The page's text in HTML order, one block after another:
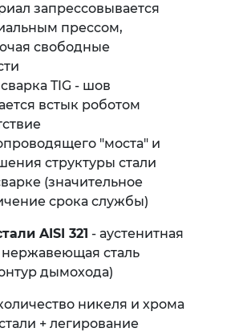
запрессовывается
прессом,
свободные
TIG - шов
встык роботом
"моста" и
структуры стали
(значительное
срока службы)
AISI 321 - аустенитная
сталь
дымохода)
никеля и хрома
+ легирование